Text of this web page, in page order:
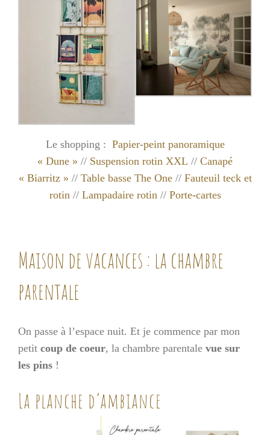
Le shopping : Papier-peint panoramique
« Dune » // Suspension rotin XXL // Canapé
« Biarritz » // Table basse The One// Fauteuil teck et
rotin// Lampadaire rotin// Porte-cartes
Maison de vacances : la chambre
parentale
On passe à l’espace nuit. Et je commence par mon
petit coup de coeur, la chambre parentale vue sur
les pins !
La planche d’ambiance